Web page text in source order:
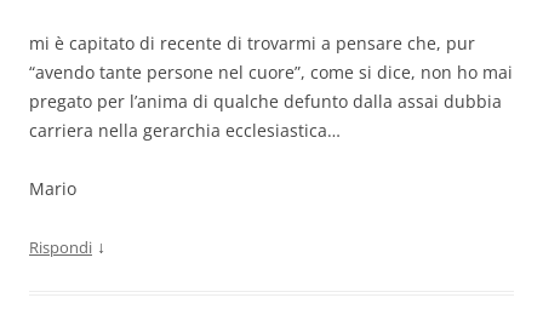
mi è capitato di recente di trovarmi a pensare che, pur
“avendo tante persone nel cuore”, come si dice, non ho mai
pregato per l’anima di qualche defunto dalla assai dubbia
carriera nella gerarchia ecclesiastica…
Mario
Rispondi ↓